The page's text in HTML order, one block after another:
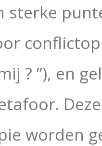
sterke
? ”), en
worden